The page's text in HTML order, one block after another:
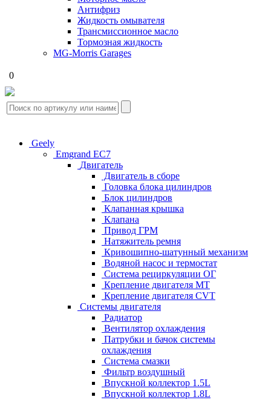
Антифриз
Жидкость омывателя
Трансмиссионное масло
Тормозная жидкость
MG-Morris Garages
0
Geely
Emgrand EC7
Двигатель
Двигатель в сборе
Головка блока цилиндров
Блок цилиндров
Клапанная крышка
Клапана
Привод ГРМ
Натяжитель ремня
Кривошипно-шатунный механизм
Водяной насос и термостат
Система рециркуляции ОГ
Крепление двигателя MT
Крепление двигателя CVT
Системы двигателя
Радиатор
Вентилятор охлаждения
Патрубки и бачок системы
охлаждения
Система смазки
Фильтр воздушный
Впускной коллектор 1.5L
Впускной коллектор 1.8L